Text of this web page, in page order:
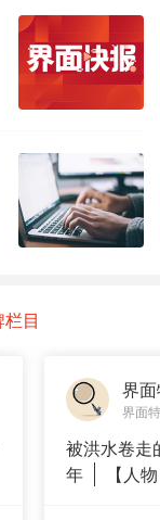
目
界
界面
被洪水卷走
年
【人